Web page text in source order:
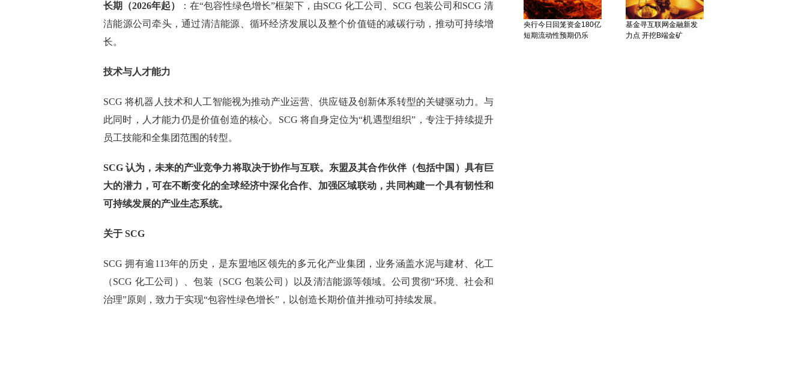
长期（2026年起）
：在“包容性绿色增长”框架下，由SCG 化工公司、SCG 包装公司和SCG 清
洁能源公司牵头，通过清洁能源、循环经济发展以及整个价值链的减碳行动，推动可持续增
长。
技术与人才能力
SCG 将机器人技术和人工智能视为推动产业运营、供应链及创新体系转型的关键驱动力。与
此同时，人才能力仍是价值创造的核心。SCG 将自身定位为“机遇型组织”，专注于持续提升
员工技能和全集团范围的转型。
SCG 认为，未来的产业竞争力将取决于协作与互联。东盟及其合作伙伴（包括中国）具有巨
大的潜力，可在不断变化的全球经济中深化合作、加强区域联动，共同构建一个具有韧性和
可持续发展的产业生态系统。
关于 SCG
SCG 拥有逾113年的历史，是东盟地区领先的多元化产业集团，业务涵盖水泥与建材、化工
（SCG 化工公司）、包装（SCG 包装公司）以及清洁能源等领域。公司贯彻“环境、社会和
治理”原则，致力于实现“包容性绿色增长”，以创造长期价值并推动可持续发展。
基金寻互联网金融新发
力点 开挖B端金矿
央行今日回笼资金180亿
短期流动性预期仍乐